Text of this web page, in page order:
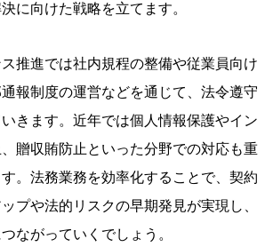
に向けた戦略を立てます。
推進では社内規程の整備や従業員向け
報制度の運営などを通じて、法令遵守
きます。近年では個人情報保護やイン
贈収賄防止といった分野での対応も重
。法務業務を効率化することで、契約
プや法的リスクの早期発見が実現し、
ながっていくでしょう。